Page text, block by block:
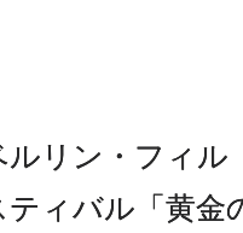
リン・フィル
ィバル「黄金